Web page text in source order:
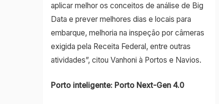
aplicar melhor os conceitos de análise de Big
Data e prever melhores dias e locais para
embarque, melhoria na inspeção por câmeras
exigida pela Receita Federal, entre outras
atividades”, citou Vanhoni à Portos e Navios.
Porto inteligente: Porto Next-Gen 4.0